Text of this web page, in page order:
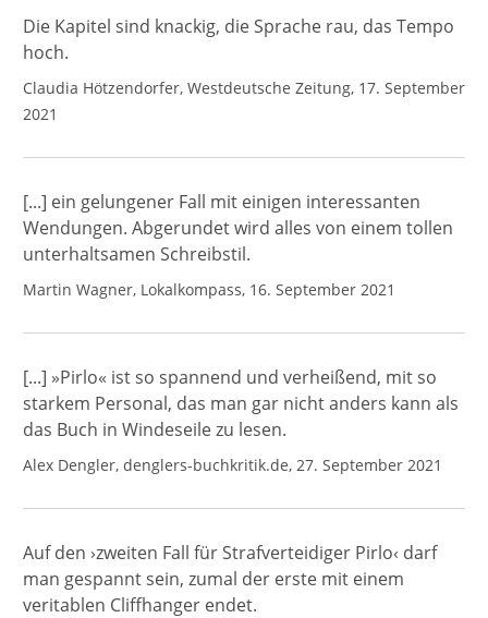
Die Kapitel sind knackig, die Sprache rau, das Tempo
hoch.
Claudia Hötzendorfer, Westdeutsche Zeitung, 17. September
2021
[...] ein gelungener Fall mit einigen interessanten
Wendungen. Abgerundet wird alles von einem tollen
unterhaltsamen Schreibstil.
Martin Wagner, Lokalkompass, 16. September 2021
[...] »Pirlo« ist so spannend und verheißend, mit so
starkem Personal, das man gar nicht anders kann als
das Buch in Windeseile zu lesen.
Alex Dengler, denglers-buchkritik.de, 27. September 2021
Auf den ›zweiten Fall für Strafverteidiger Pirlo‹ darf
man gespannt sein, zumal der erste mit einem
veritablen Cliffhanger endet.